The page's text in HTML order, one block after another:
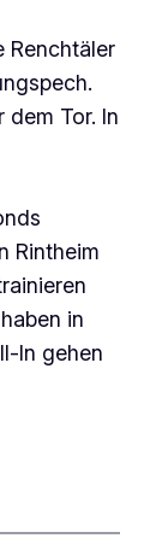
Renchtäler
Tor. In
Rintheim
in
In gehen